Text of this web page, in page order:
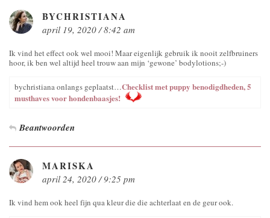
BYCHRISTIANA
april 19, 2020 / 8:42 am
Ik vind het effect ook wel mooi! Maar eigenlijk gebruik ik nooit zelfbruiners
hoor, ik ben wel altijd heel trouw aan mijn ‘gewone’ bodylotions;-)
bychristiana onlangs geplaatst…Checklist met puppy benodigdheden, 5
musthaves voor hondenbaasjes!
Beantwoorden
MARISKA
april 24, 2020 / 9:25 pm
Ik vind hem ook heel fijn qua kleur die die achterlaat en de geur ook.